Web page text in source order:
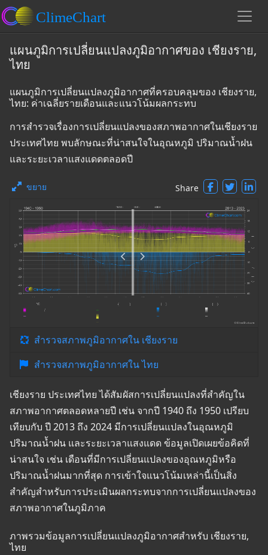
แผนภูมิการเปลี่ยนแปลงภูมิอากาศของ เชียงราย,
ไทย
แผนภูมิการเปลี่ยนแปลงภูมิอากาศที่ครอบคลุมของ เชียงราย,
ไทย: ค่าเฉลี่ยรายเดือนและแนวโน้มผลกระทบ
การสำรวจเรื่องการเปลี่ยนแปลงของสภาพอากาศในเชียงราย
ประเทศไทย พบลักษณะที่น่าสนใจในอุณหภูมิ ปริมาณน้ำฝน
และระยะเวลาแสงแดดตลอดปี
ขยาย Share
สำรวจสภาพภูมิอากาศใน เชียงราย
สำรวจสภาพภูมิอากาศใน ไทย
เชียงราย ประเทศไทย ได้สัมผัสการเปลี่ยนแปลงที่สำคัญใน
สภาพอากาศตลอดหลายปี เช่น จากปี 1940 ถึง 1950 เปรียบ
เทียบกับ ปี 2013 ถึง 2024 มีการเปลี่ยนแปลงในอุณหภูมิ
ปริมาณน้ำฝน และระยะเวลาแสงแดด ข้อมูลเปิดเผยข้อคิดที่
น่าสนใจ เช่น เดือนที่มีการเปลี่ยนแปลงของอุณหภูมิหรือ
ปริมาณน้ำฝนมากที่สุด การเข้าใจแนวโน้มเหล่านี้เป็นสิ่ง
สำคัญสำหรับการประเมินผลกระทบจากการเปลี่ยนแปลงของ
สภาพอากาศในภูมิภาค
ภาพรวมข้อมูลการเปลี่ยนแปลงภูมิอากาศสำหรับ เชียงราย,
ไทย